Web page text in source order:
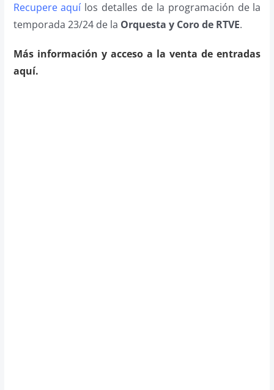
Recupere aquí los detalles de la programación de la
temporada 23/24 de la Orquesta y Coro de RTVE.
Más información y acceso a la venta de entradas
aquí.